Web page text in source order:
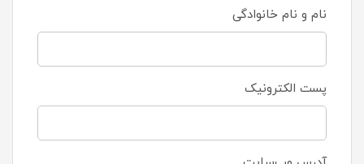
نام و نام خانوادگی
پست الکترونیک